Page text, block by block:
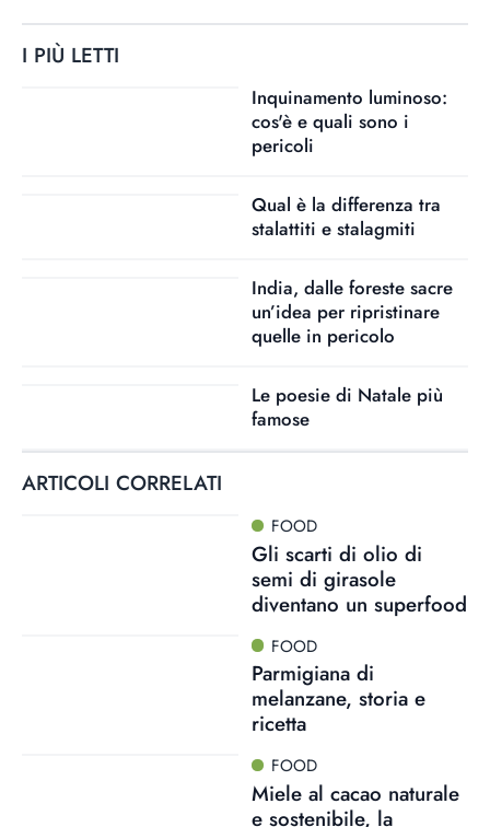
I PIÙ LETTI
Inquinamento luminoso:
cos'è e quali sono i
pericoli
Qual è la differenza tra
stalattiti e stalagmiti
India, dalle foreste sacre
un’idea per ripristinare
quelle in pericolo
Le poesie di Natale più
famose
ARTICOLI CORRELATI
FOOD
Gli scarti di olio di
semi di girasole
diventano un superfood
FOOD
Parmigiana di
melanzane, storia e
ricetta
FOOD
Miele al cacao naturale
e sostenibile, la